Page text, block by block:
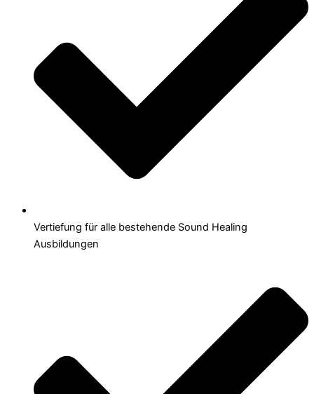
Vertiefung für alle bestehende Sound Healing
Ausbildungen